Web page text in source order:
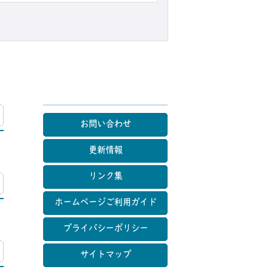
マップ
お問い合わせ
更新情報
リンク集
ホームページご利用ガイド
プライバシーポリシー
サイトマップ